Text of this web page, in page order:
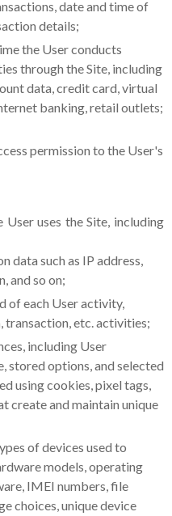
date and time of
details;
the User conducts
through the Site, including
data, credit card, virtual
banking, retail outlets;
permission to the User's
uses the Site, including
data such as IP address,
and so on;
of each User activity,
transaction, etc. activities;
including User
stored options, and selected
using cookies, pixel tags,
create and maintain unique
of devices used to
models, operating
IMEI numbers, file
choices, unique device